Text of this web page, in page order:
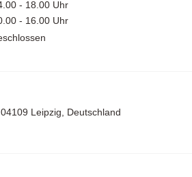
- 18.00 Uhr
- 16.00 Uhr
Leipzig, Deutschland